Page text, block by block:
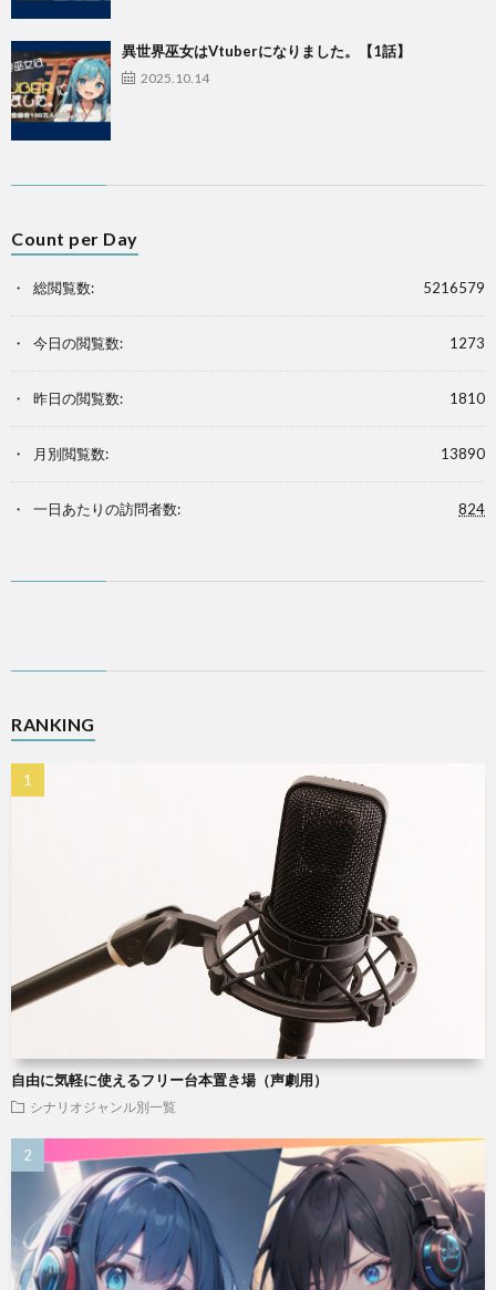
異世界巫女はVtuberになりました。【1話】
2025.10.14
Count per Day
5216579
総閲覧数:
1273
今日の閲覧数:
1810
昨日の閲覧数:
13890
月別閲覧数:
824
一日あたりの訪問者数:
RANKING
自由に気軽に使えるフリー台本置き場（声劇用）
シナリオジャンル別一覧